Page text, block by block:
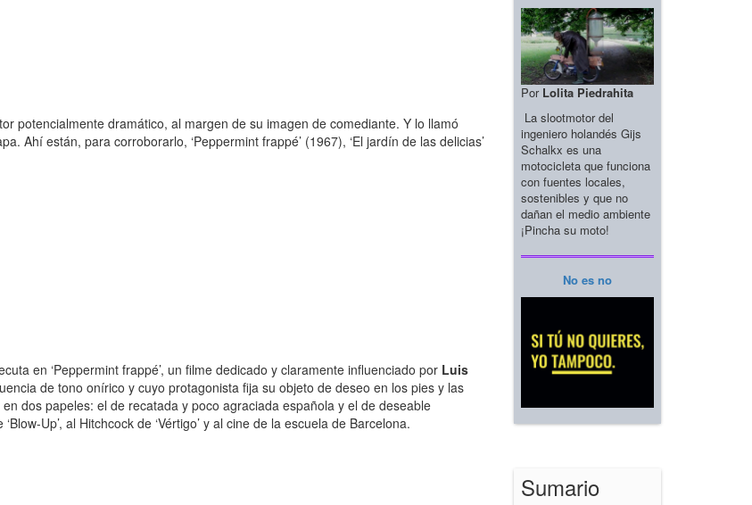
potencialmente dramático, al margen de su imagen de comediante. Y lo llamó
Ahí están, para corroborarlo, ‘Peppermint frappé’ (1967), ‘El jardín de las delicias’
en ‘Peppermint frappé’, un filme dedicado y claramente influenciado por Luis
de tono onírico y cuyo protagonista fija su objeto de deseo en los pies y las
dos papeles: el de recatada y poco agraciada española y el de deseable
Up’, al Hitchcock de ‘Vértigo’ y al cine de la escuela de Barcelona.
Por Lolita Piedrahita
La slootmotor del
ingeniero holandés Gijs
Schalkx es una
motocicleta que funciona
con fuentes locales,
sostenibles y que no
dañan el medio ambiente
¡Pincha su moto!
No es no
Sumario